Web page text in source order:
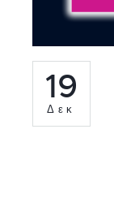
19
Δεκ